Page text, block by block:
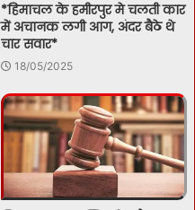
*हिमाचल के हमीरपुर मे चलती कार
में अचानक लगी आग, अंदर बैठे थे
चार सवार*
18/05/2025